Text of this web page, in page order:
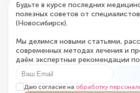
Будьте в курсе последних
полезных советов от
(Новосибирск).
Мы делимся новыми статьями,
современных методах лечения и
даём экспертные рекомендации
Даю согласие на обработку